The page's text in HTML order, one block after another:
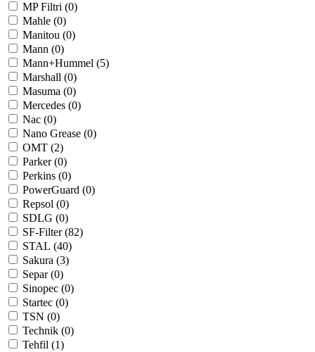
MP Filtri (0)
Mahle (0)
Manitou (0)
Mann (0)
Mann+Hummel (5)
Marshall (0)
Masuma (0)
Mercedes (0)
Nac (0)
Nano Grease (0)
OMT (2)
Parker (0)
Perkins (0)
PowerGuard (0)
Repsol (0)
SDLG (0)
SF-Filter (82)
STAL (40)
Sakura (3)
Separ (0)
Sinopec (0)
Startec (0)
TSN (0)
Technik (0)
Tehfil (1)